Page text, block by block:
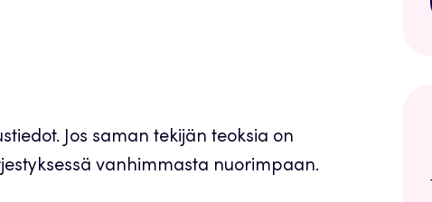
Jos saman tekijän teoksia on
vanhimmasta nuorimpaan.